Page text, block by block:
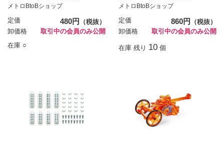
メトロBtoBショップ
定価 480円
（税抜）
卸価格
取引中の会員のみ公開
在庫 ○
メトロBtoBショップ
定価 860円
（税抜）
卸価格
取引中の会員のみ公開
在庫 残り 10 個